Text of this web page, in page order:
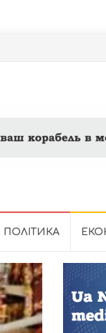
ПОЛІТИКА